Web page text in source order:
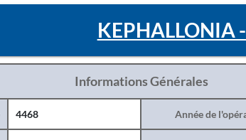
KEPHALLONIA
Informations Générales
4468 Année de